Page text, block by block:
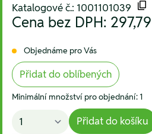
Katalogové č.: 1001101039
Cena bez DPH:
Objednáme pro Vás
Přidat do oblíbených
Minimální množství pro objednání: 1
Přidat do košíku